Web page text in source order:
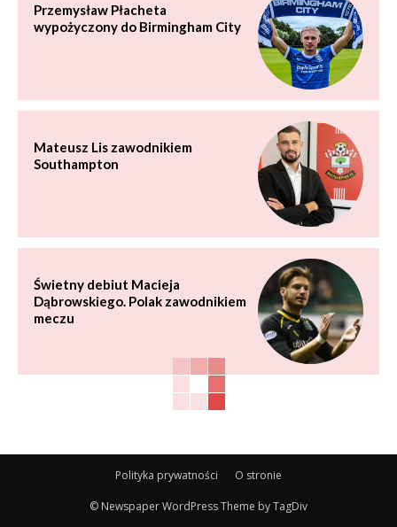
Przemysław Płacheta
wypożyczony do Birmingham City
Mateusz Lis zawodnikiem
Southampton
Świetny debiut Macieja
Dąbrowskiego. Polak zawodnikiem
meczu
Polityka prywatności O stronie
© Newspaper WordPress Theme by TagDiv